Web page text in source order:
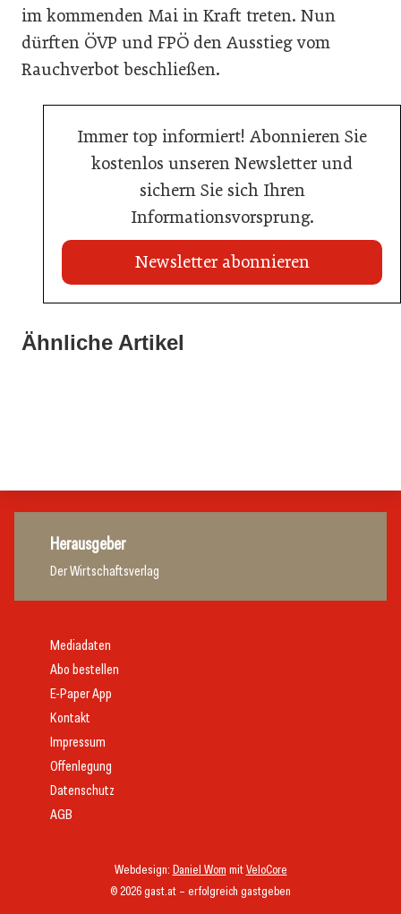
im kommenden Mai in Kraft treten. Nun
dürften ÖVP und FPÖ den Ausstieg vom
Rauchverbot beschließen.
Immer top informiert! Abonnieren Sie
kostenlos unseren Newsletter und
sichern Sie sich Ihren
Informationsvorsprung.
Newsletter abonnieren
Ähnliche Artikel
War die Fußball-WM 2026 für Ihren Betrieb ein
21. Juli 2026
Stipendium für Nachwuchstalent in der Wiener
Herausgeber
Der Wirtschaftsverlag
© 2026 gast.at – erfolgreich gastgeben
Webdesign: Daniel Wom mitVeloCore
Mediadaten
Abo bestellen
E-Paper App
Kontakt
Impressum
Offenlegung
Datenschutz
AGB